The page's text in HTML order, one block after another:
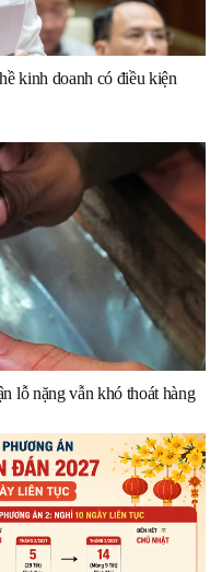
kinh doanh có điều kiện
lỗ nặng vẫn khó thoát hàng